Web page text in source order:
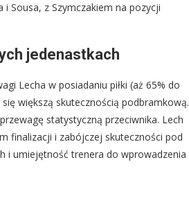
i Sousa, z Szymczakiem na pozycji
jedenastkach
Lecha w posiadaniu piłki (aż 65% do
większą skutecznością podbramkową.
statystyczną przeciwnika. Lech
finalizacji i zabójczej skuteczności pod
i umiejętność trenera do wprowadzenia